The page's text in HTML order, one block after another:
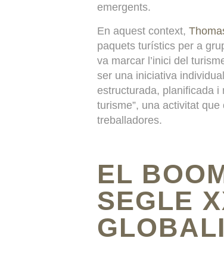
emergents.
En aquest context,
paquets turístics per a
va marcar l’inici del
ser una iniciativa
estructurada, planificada i
turisme”, una activitat
treballadores.
EL
SEGLE